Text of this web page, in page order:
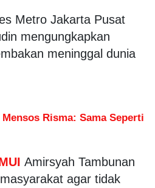
Metro Jakarta Pusat
mengungkapkan
meninggal dunia
Risma: Sama Seperti
Amirsyah Tambunan
agar tidak